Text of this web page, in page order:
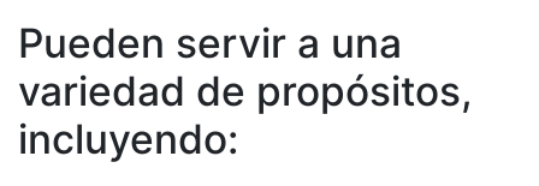
Pueden servir a una
variedad de propósitos,
incluyendo: